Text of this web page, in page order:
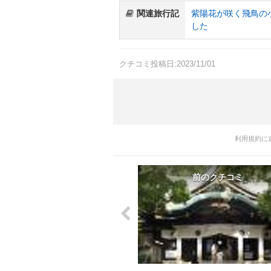
関連旅行記
紫陽花が咲く飛鳥の
した
クチコミ投稿日:2023/11/01
利用規約に
前のクチコミ